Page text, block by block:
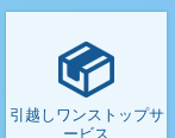
引越しワンストップサ
ービス